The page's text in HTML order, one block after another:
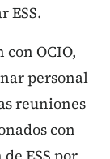
ESS.
OCIO,
personal
reuniones
con